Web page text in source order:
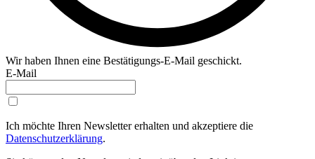
Wir haben Ihnen eine Bestätigungs-E-Mail geschickt.
E-Mail
Ich möchte Ihren Newsletter erhalten und akzeptiere die
Datenschutzerklärung.